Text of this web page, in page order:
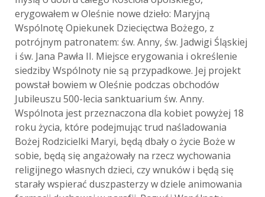
erygowałem w Oleśnie nowe dzieło: Maryjną
Wspólnotę Opiekunek Dziecięctwa Bożego, z
potrójnym patronatem: św. Anny, św. Jadwigi Śląskiej
i św. Jana Pawła II. Miejsce erygowania i określenie
siedziby Wspólnoty nie są przypadkowe. Jej projekt
powstał bowiem w Oleśnie podczas obchodów
Jubileuszu 500-lecia sanktuarium św. Anny.
Wspólnota jest przeznaczona dla kobiet powyżej 18
roku życia, które podejmując trud naśladowania
Bożej Rodzicielki Maryi, będą dbały o życie Boże w
sobie, będą się angażowały na rzecz wychowania
religijnego własnych dzieci, czy wnuków i będą się
starały wspierać duszpasterzy w dziele animowania